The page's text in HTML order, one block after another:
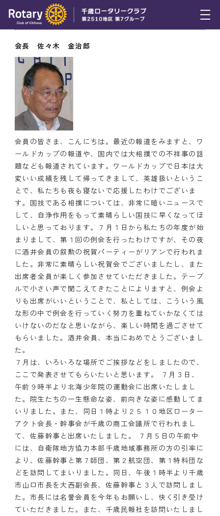
トピックス
例会報告
活動報告
理事会報告
スケジュール
年間プログラム
木曜会
組織図
クラブのあゆみ
クラブの歴史
歴代会長・幹事
記念誌
案内
例会場・事務局の案内
リンク集
情報公開
入会のご案内
7月8日（木） 会長挨拶
会長 佐々木 金治郎
会員の皆さま、こんにちは。最近の報道をみますと、ワ
ールドカップの報道や、国内では大相撲での不祥事の話
題なども報道されています。ワールドカップで日本は大
変いい成績を残して帰ってきまして、英雄扱いというこ
とで、私たちも夜も寝ないで応援したわけでございま
す。国技である相撲については、非常に暗いニュースで
して、自浄作用をもって素晴らしい国技に早くなってほ
しいと思っております。７月１日から私たちの年度が始
まりまして、第１回の例会を行ったわけですが、その夜
に酒井会員の叙勲の祝賀パーティーがリアンで行われま
した。非常に素晴らしい祝賀会でございましたし、また
出席者全員が楽しく参加させていただきました。テーブ
ルで小さい声で聞こえてきたことによりますと、例会よ
りも出席がいいということで、私としては、こういう風
な形の中で例会を行っていく努力を重ねていかなくては
いけないのだなと思いながら、楽しい時間を過ごさせて
もらいました。酒井会員、本当におめでとうございまし
た。
７月は、いろいろな場所でご挨拶などをしましたので、
ここで発表させてもらいたいと思います。 ７月３日、
午前９時半より北海少年院の運動会に出席いたしまし
た。院生たちの一生懸命な姿、前向きな姿に感動してま
いりました。また、同日１時より２５１０地区ローター
アクト会長・幹事会が千歳の商工会議所で行われまし
て、佐藤幹事と出席いたしました。 ７月５日の午前中
には、自衛隊地方協力本部千歳地域事務所の方の引率に
より、佐藤幹事と第７師団、第２航空団、第１特科団な
どを訪問してまいりました。同日、午後１時半より千歳
市山口市長を大西副会長、佐藤幹事と３人で訪問しまし
た。市長には名誉会員を今年もお願いし、快く引き受け
ていただきました。また、千歳民報社を訪問いたしまし